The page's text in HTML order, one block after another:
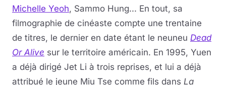
Michelle Yeoh, Sammo Hung... En tout, sa
filmographie de cinéaste compte une trentaine
de titres, le dernier en date étant le neuneu Dead
Or Alive sur le territoire américain. En 1995, Yuen
a déjà dirigé Jet Li à trois reprises, et lui a déjà
attribué le jeune Miu Tse comme fils dans La